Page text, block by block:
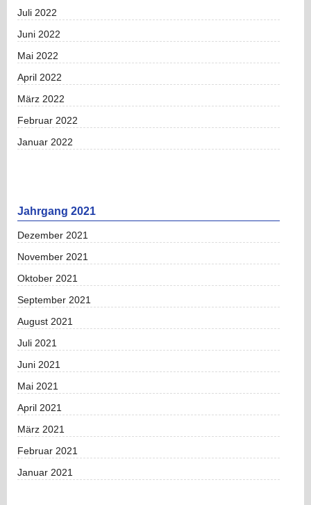
Juli 2022
Juni 2022
Mai 2022
April 2022
März 2022
Februar 2022
Januar 2022
Jahrgang 2021
Dezember 2021
November 2021
Oktober 2021
September 2021
August 2021
Juli 2021
Juni 2021
Mai 2021
April 2021
März 2021
Februar 2021
Januar 2021